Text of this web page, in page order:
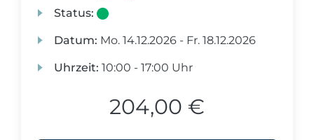
Status:
Datum: Mo. 14.12.2026 - Fr. 18.12.2026
Uhrzeit: 10:00 - 17:00 Uhr
204,00 €